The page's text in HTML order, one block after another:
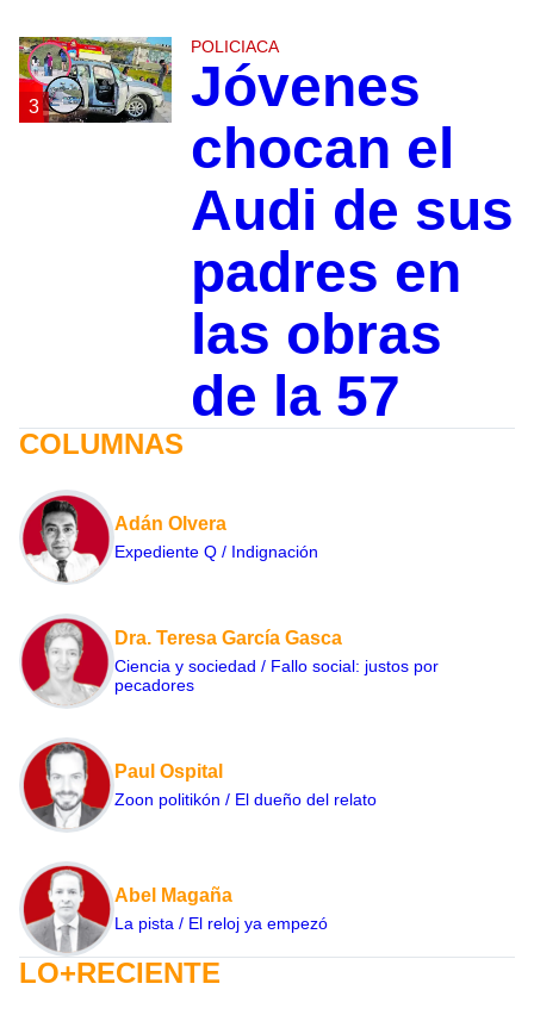
3
POLICIACA
Jóvenes
chocan el
Audi de sus
padres en
las obras
de la 57
COLUMNAS
Adán Olvera
Expediente Q / Indignación
Dra. Teresa García Gasca
Ciencia y sociedad / Fallo social: justos por
pecadores
Paul Ospital
Zoon politikón / El dueño del relato
Abel Magaña
La pista / El reloj ya empezó
LO+RECIENTE